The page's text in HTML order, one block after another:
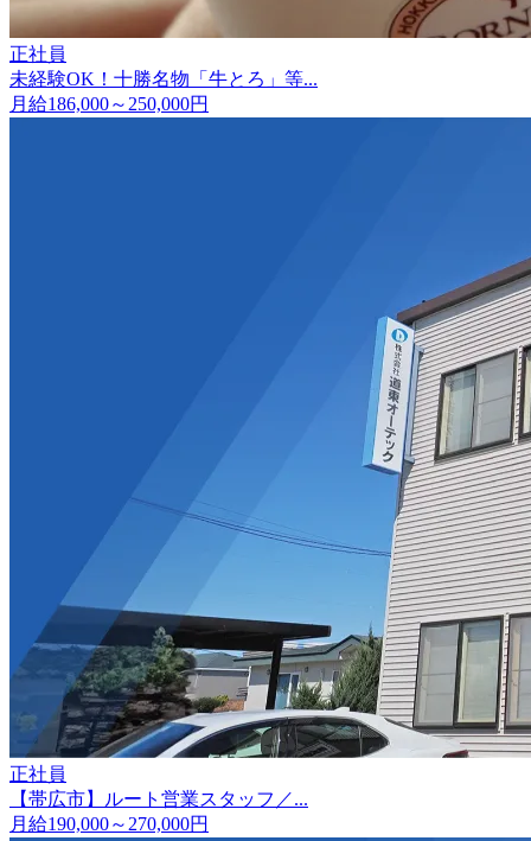
正社員
未経験OK！十勝名物「牛とろ」等...
月給186,000～250,000円
正社員
【帯広市】ルート営業スタッフ／...
月給190,000～270,000円